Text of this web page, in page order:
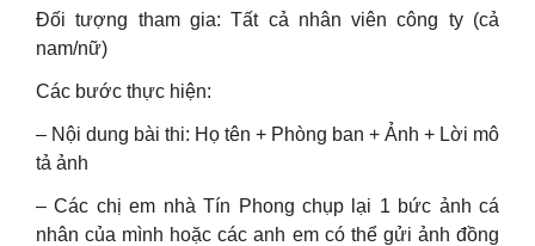
Đối tượng tham gia: Tất cả nhân viên công ty (cả
nam/nữ)
Các bước thực hiện:
– Nội dung bài thi: Họ tên + Phòng ban + Ảnh + Lời mô
tả ảnh
– Các chị em nhà Tín Phong chụp lại 1 bức ảnh cá
nhân của mình hoặc các anh em có thể gửi ảnh đồng